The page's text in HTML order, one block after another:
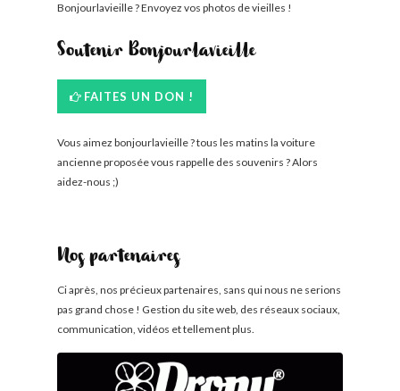
Bonjourlavieille ? Envoyez vos photos de vieilles !
Soutenir Bonjourlavieille
FAITES UN DON !
Vous aimez bonjourlavieille ? tous les matins la voiture
ancienne proposée vous rappelle des souvenirs ? Alors
aidez-nous ;)
Nos partenaires
Ci après, nos précieux partenaires, sans qui nous ne serions
pas grand chose ! Gestion du site web, des réseaux sociaux,
communication, vidéos et tellement plus.